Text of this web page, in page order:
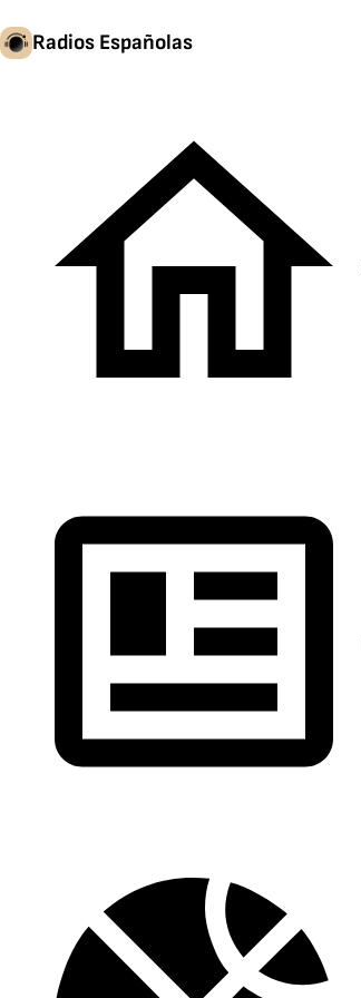
Radios Españolas